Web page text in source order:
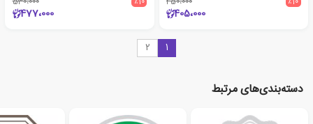
405،000 477،000
1
2
دسته‌بندی‌های مرتبط